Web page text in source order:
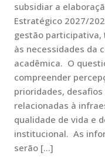
subsidiar a
Estratégico 2027/
gestão participativa,
às necessidades da
acadêmica. O
compreender
prioridades,
relacionadas à
qualidade de vida e
institucional. As
serão […]